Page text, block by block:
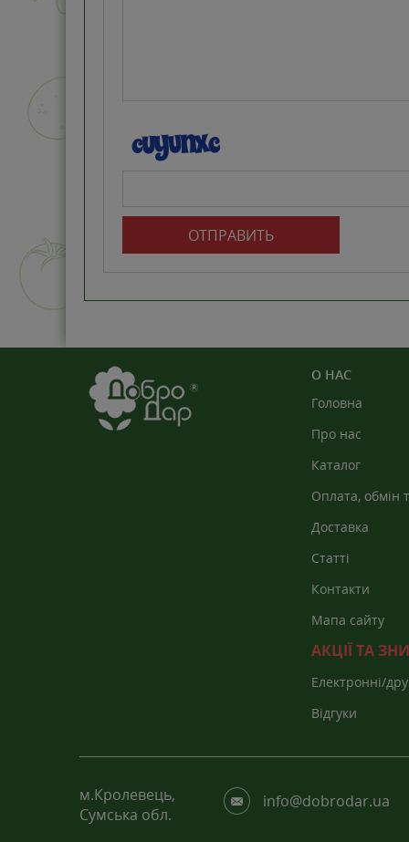
ОТПРАВИТЬ
О НАС
Головна
Про нас
Каталог
Оплата, обмін
Доставка
Статті
Контакти
Мапа сайту
АКЦІЇ ТА
Електронні/
Відгуки
м.Кролевець,
Сумська обл.
info@dobrodar.ua